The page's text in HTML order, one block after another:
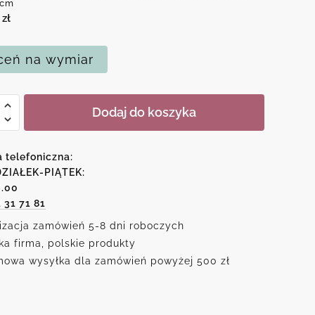
zł
na wymiar
Dodaj do koszyka
telefoniczna:
PIĄTEK:
71 81
zamówień 5-8 dni roboczych
firma, polskie produkty
wysyłka dla zamówień powyżej 500 zł